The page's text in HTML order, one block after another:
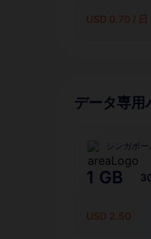
USD 0.70 / 日
データ専用
シンガポー
1 GB
USD 2.50